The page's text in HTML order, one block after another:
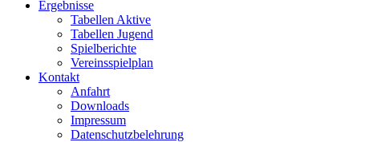
Ergebnisse
Tabellen Aktive
Tabellen Jugend
Spielberichte
Vereinsspielplan
Kontakt
Anfahrt
Downloads
Impressum
Datenschutzbelehrung